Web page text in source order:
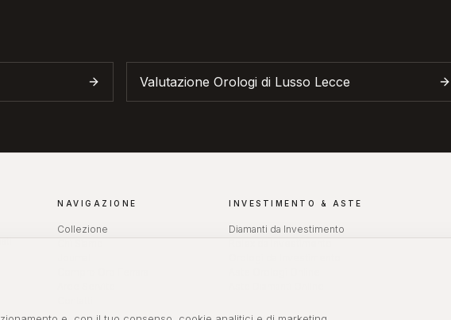
Valutazione Orologi di Lusso Lecce
NAVIGAZIONE
Collezione
INVESTIMENTO & ASTE
Diamanti da Investimento